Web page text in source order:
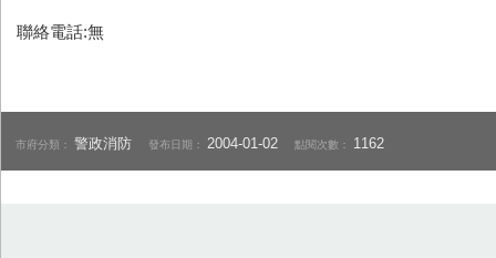
聯絡電話:無
市府分類：警政消防 發布日期： 2004-01-02 點閱次數： 1162